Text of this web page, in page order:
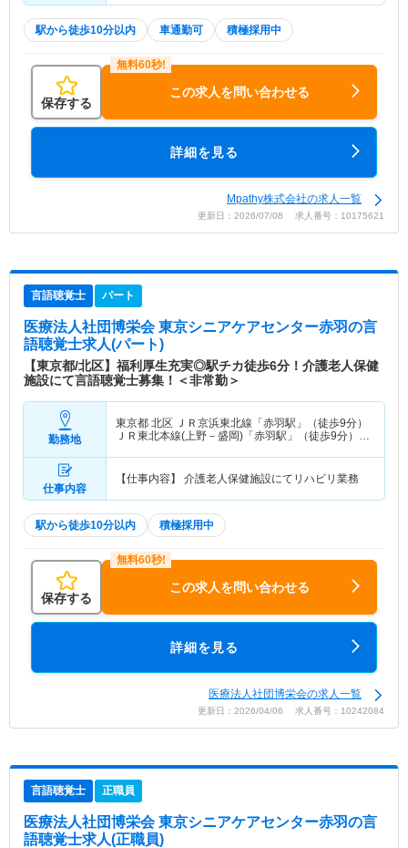
駅から徒歩10分以内 車通勤可 積極採用中
保存する
この求人を問い合わせる
詳細を見る
Mpathy株式会社の求人一覧
更新日：2026/07/08 求人番号：10175621
言語聴覚士 パート
医療法人社団博栄会 東京シニアケアセンター赤羽の言
語聴覚士求人(パート)
【東京都/北区】福利厚生充実◎駅チカ徒歩6分！介護老人保健
施設にて言語聴覚士募集！＜非常勤＞
勤務地
東京都 北区
ＪＲ京浜東北線「赤羽駅」（徒歩9分）
ＪＲ東北本線(上野－盛岡)「赤羽駅」（徒歩9分）
仕事内容
【仕事内容】 介護老人保健施設にてリハビリ業務
駅から徒歩10分以内 積極採用中
保存する
この求人を問い合わせる
詳細を見る
医療法人社団博栄会の求人一覧
更新日：2026/04/06 求人番号：10242084
言語聴覚士 正職員
医療法人社団博栄会 東京シニアケアセンター赤羽の言
語聴覚士求人(正職員)